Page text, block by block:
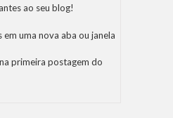
ao seu blog!
uma nova aba ou janela
primeira postagem do